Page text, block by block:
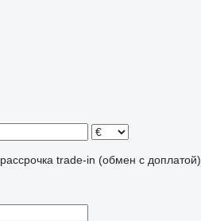
рассрочка trade-in (обмен с доплатой)